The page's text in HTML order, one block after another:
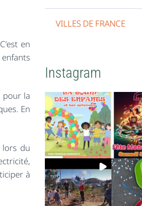
en
pour la
En
lors du
à
VILLES DE FRANCE
Instagram